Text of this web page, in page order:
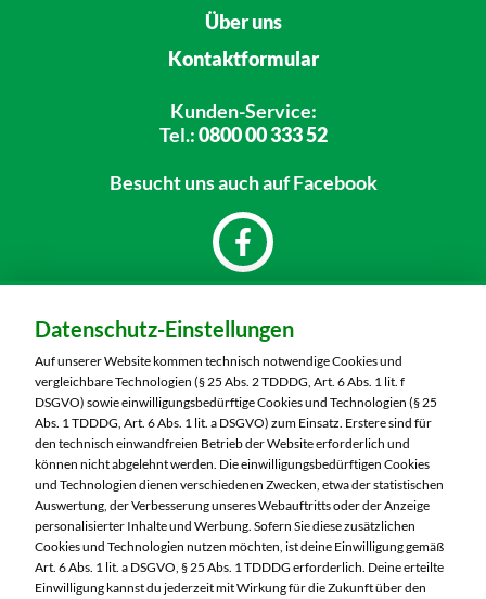
Über uns
Kontaktformular
Kunden-Service:
Tel.:0800 00 333 52
Besucht unsauch auf Facebook
MARKTKAUF Saalfeld
Mittlerer Watzenbach 4
07318 Saalfeld
Telefon:03671 5970
Markt ändern
Öffnungszeiten diese Woche:
Mo:
07:00 – 20:00 Uhr
Di:
07:00 – 20:00 Uhr
Datenschutz-Einstellungen
Auf unserer Website kommen technisch notwendige Cookies und
vergleichbare Technologien (§ 25 Abs. 2 TDDDG, Art. 6 Abs. 1 lit. f
DSGVO) sowie einwilligungsbedürftige Cookies und Technologien (§ 25
Abs. 1 TDDDG, Art. 6 Abs. 1 lit. a DSGVO) zum Einsatz. Erstere sind für
den technisch einwandfreien Betrieb der Website erforderlich und
können nicht abgelehnt werden. Die einwilligungsbedürftigen Cookies
und Technologien dienen verschiedenen Zwecken, etwa der statistischen
Auswertung, der Verbesserung unseres Webauftritts oder der Anzeige
personalisierter Inhalte und Werbung. Sofern Sie diese zusätzlichen
Cookies und Technologien nutzen möchten, ist deine Einwilligung gemäß
Art. 6 Abs. 1 lit. a DSGVO, § 25 Abs. 1 TDDDG erforderlich. Deine erteilte
Einwilligung kannst du jederzeit mit Wirkung für die Zukunft über den